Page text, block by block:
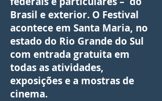
Brasil e exterior. O Festival
acontece em Santa Maria, no
estado do Rio Grande do Sul
com entrada gratuita em
todas as atividades,
exposições e a mostras de
cinema.